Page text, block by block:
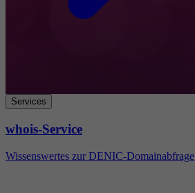
Services
whois-Service
Wissenswertes zur DENIC-Domainabfrage